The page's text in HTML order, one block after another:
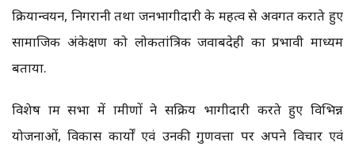
क्रियान्वयन, निगरानी तथा जनभागीदारी के महत्व से अवगत कराते हुए
सामाजिक अंकेक्षण को लोकतांत्रिक जवाबदेही का प्रभावी माध्यम
बताया.
विशेष ग्राम सभा में ग्रामीणों ने सक्रिय भागीदारी करते हुए विभिन्न
योजनाओं, विकास कार्यों एवं उनकी गुणवत्ता पर अपने विचार एवं